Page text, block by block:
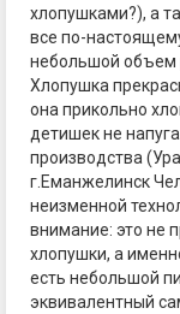
хлопушками?), а
все по-
небольшой объем
Хлопушка
она прикольно
детишек не
производства
г.Еманжелинск
неизменной
внимание: это не
хлопушки, а
есть небольшой
эквивалентный